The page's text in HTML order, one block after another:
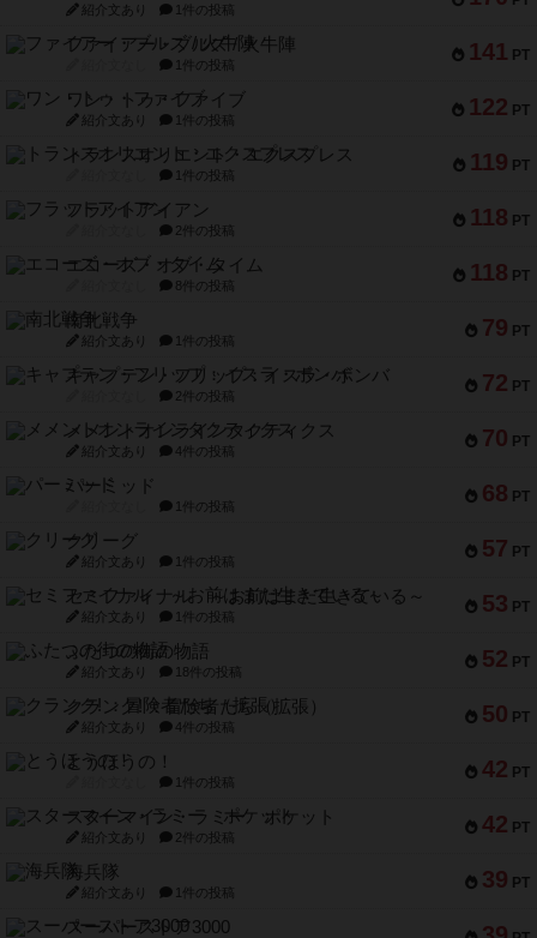
紹介文あり 1件の投稿
141 PT
ファイアー・ブルズ / 火牛陣
1件の投稿
122 PT
ワン・トゥ・ファイブ
紹介文あり 1件の投稿
119 PT
トランスオリエント・エクスプレス
1件の投稿
118 PT
フラットアイアン
2件の投稿
118 PT
エコーズ・オブ・タイム
8件の投稿
79 PT
南北戦争
紹介文あり 1件の投稿
72 PT
キャプテン・フリップ：イスラ・ボンバ
2件の投稿
70 PT
メメントオンラインタクティクス
紹介文あり 4件の投稿
68 PT
パーミッド
1件の投稿
57 PT
クリーグ
紹介文あり 1件の投稿
53 PT
セミファイナル ～お前はまだ生きている～
紹介文あり 1件の投稿
52 PT
ふたつの街の物語
紹介文あり 18件の投稿
50 PT
クランク! ：冒険者たち（拡張）
紹介文あり 4件の投稿
42 PT
とうほうの！
1件の投稿
42 PT
スターマイン・ラミー ポケット
紹介文あり 2件の投稿
39 PT
海兵隊
紹介文あり 1件の投稿
スーパーストア3000